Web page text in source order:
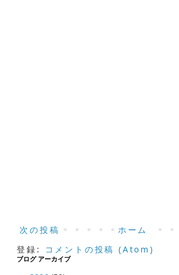
次の投稿
ホーム
登録:
コメントの投稿 (Atom)
ブログ アーカイブ